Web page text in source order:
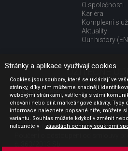
O společnosti
Kariéra
Komplexní
Aktuality
Our history
UŽITEČNÉ
Jak nakupovat
Obchodní podmínky
GDPR - ochrana osobních údajů
Profil zadavatele
Sdělení před uzavřením kupní
Stránky a aplikace využívají cookies.
Cookies jsou soubory, které se ukládají ve
stránky, díky nim můžeme snadněji
webovými stránkami, vstřícněji s vámi
chování nebo cílit marketingové aktivity. Typy
informace naleznete popsané níže, můžete
variantu. Souhlas můžete kdykoliv změnit
naleznete v
zásadách ochrany soukromí